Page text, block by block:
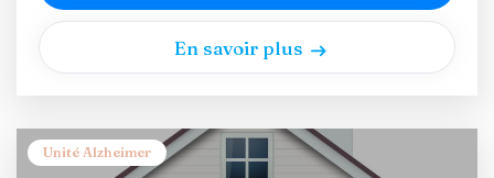
En savoir plus
Unité Alzheimer